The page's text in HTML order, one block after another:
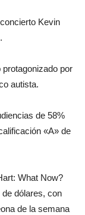
Kevin
protagonizado por
autista.
de 58%
«A» de
What Now?
dólares, con
de la semana